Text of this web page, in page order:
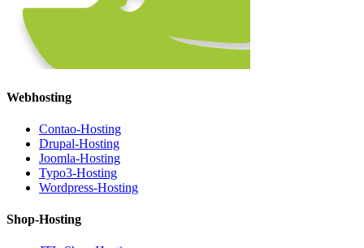
Webhosting
Contao-Hosting
Drupal-Hosting
Joomla-Hosting
Typo3-Hosting
Wordpress-Hosting
Shop-Hosting